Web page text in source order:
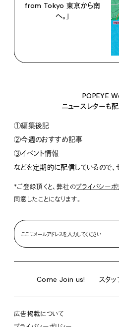
from Tokyo 東京から南
へ。」
POPEYE
ニュースレターも配
①編集後記
②今週のおすすめ記事
③イベント情報
などを定期的に配信しているので、
*ご登録頂くと、弊社のプライバシーポ
同意したことになります。
Come Join us! スタッ
広告掲載について